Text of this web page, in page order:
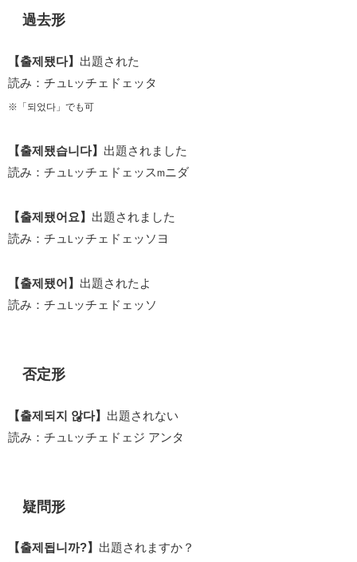
過去形
【출제됐다】 出題された
読み：チュ
ッチェドェッタ
※「되었다」でも可
【출제됐습니다】 出題されました
読み：チュ
ッチェドェッス m ニダ
【출제됐어요】 出題されました
読み：チュ
ッチェドェッソヨ
【출제됐어】 出題されたよ
読み：チュ
ッチェドェッソ
否定形
【출제되지 않다】 出題されない
読み：チュ
ッチェドェジ アンタ
疑問形
【출제됩니까?】 出題されますか？